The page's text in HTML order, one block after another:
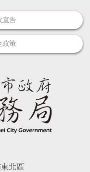
宣告
政策
北區